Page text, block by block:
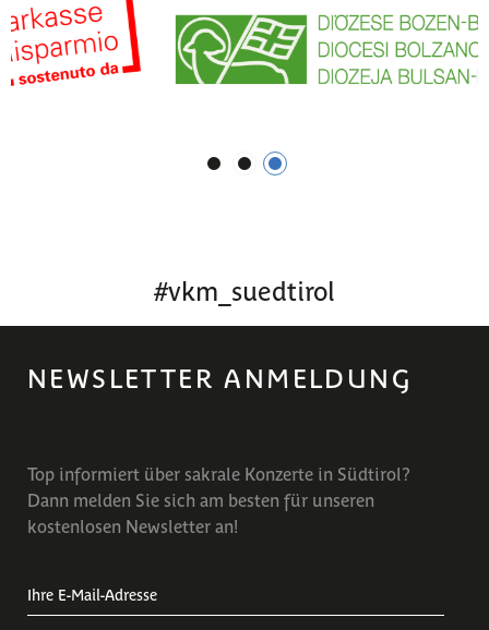
1 2 3
#vkm_suedtirol
NEWSLETTER ANMELDUNG
Top informiert über sakrale Konzerte in Südtirol?
Dann melden Sie sich am besten für unseren
kostenlosen Newsletter an!